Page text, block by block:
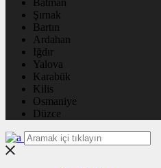
Batman
Şırnak
Bartın
Ardahan
Iğdır
Yalova
Karabük
Kilis
Osmaniye
Düzce